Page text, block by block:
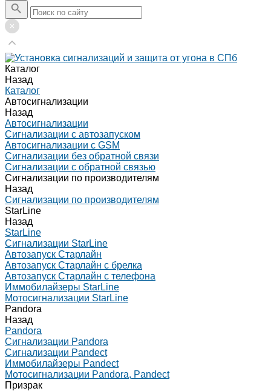
Каталог
Назад
Каталог
Автосигнализации
Назад
Автосигнализации
Сигнализации с автозапуском
Автосигнализации с GSM
Сигнализации без обратной связи
Сигнализации с обратной связью
Сигнализации по производителям
Назад
Сигнализации по производителям
StarLine
Назад
StarLine
Сигнализации StarLine
Автозапуск Старлайн
Автозапуск Старлайн с брелка
Автозапуск Старлайн с телефона
Иммобилайзеры StarLine
Мотосигнализации StarLine
Pandora
Назад
Pandora
Сигнализации Pandora
Сигнализации Pandect
Иммобилайзеры Pandect
Мотосигнализации Pandora, Pandect
Призрак